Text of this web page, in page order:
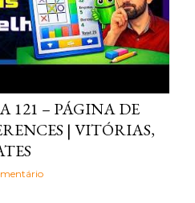
121 – PÁGINA DE
| VITÓRIAS,